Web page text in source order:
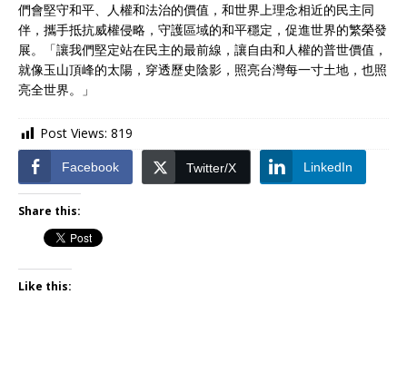
們會堅守和平、人權和法治的價值，和世界上理念相近的民主同
伴，攜手抵抗威權侵略，守護區域的和平穩定，促進世界的繁榮發
展。「讓我們堅定站在民主的最前線，讓自由和人權的普世價值，
就像玉山頂峰的太陽，穿透歷史陰影，照亮台灣每一寸土地，也照
亮全世界。」
Post Views: 819
Facebook Twitter/X LinkedIn
Share this:
Like this: